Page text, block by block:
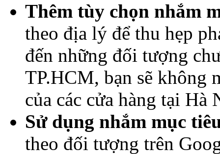
Thêm tùy chọn nhắm
theo địa lý để thu hẹp
đến những đối tượng
TP.HCM, bạn sẽ không
của các cửa hàng tại Hà
Sử dụng nhắm mục
theo đối tượng trên